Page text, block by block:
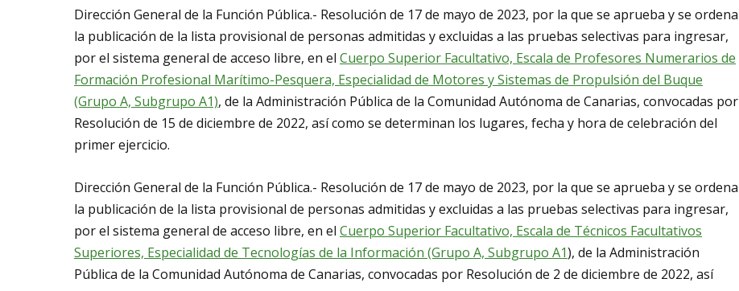
Dirección General de la Función Pública.- Resolución de 17 de mayo de 2023, por la que se aprueba y se ordena
la publicación de la lista provisional de personas admitidas y excluidas a las pruebas selectivas para ingresar,
por el sistema general de acceso libre, en el Cuerpo Superior Facultativo, Escala de Profesores Numerarios de
Formación Profesional Marítimo-Pesquera, Especialidad de Motores y Sistemas de Propulsión del Buque
(Grupo A, Subgrupo A1), de la Administración Pública de la Comunidad Autónoma de Canarias, convocadas por
Resolución de 15 de diciembre de 2022, así como se determinan los lugares, fecha y hora de celebración del
primer ejercicio.
Dirección General de la Función Pública.- Resolución de 17 de mayo de 2023, por la que se aprueba y se ordena
la publicación de la lista provisional de personas admitidas y excluidas a las pruebas selectivas para ingresar,
por el sistema general de acceso libre, en el Cuerpo Superior Facultativo, Escala de Técnicos Facultativos
Superiores, Especialidad de Tecnologías de la Información (Grupo A, Subgrupo A1), de la Administración
Pública de la Comunidad Autónoma de Canarias, convocadas por Resolución de 2 de diciembre de 2022, así